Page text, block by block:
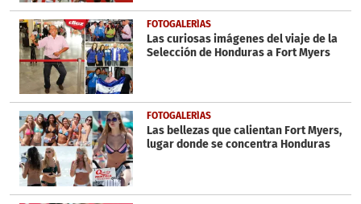
FOTOGALERÍAS
Las curiosas imágenes del viaje de la
Selección de Honduras a Fort Myers
FOTOGALERÍAS
Las bellezas que calientan Fort Myers,
lugar donde se concentra Honduras